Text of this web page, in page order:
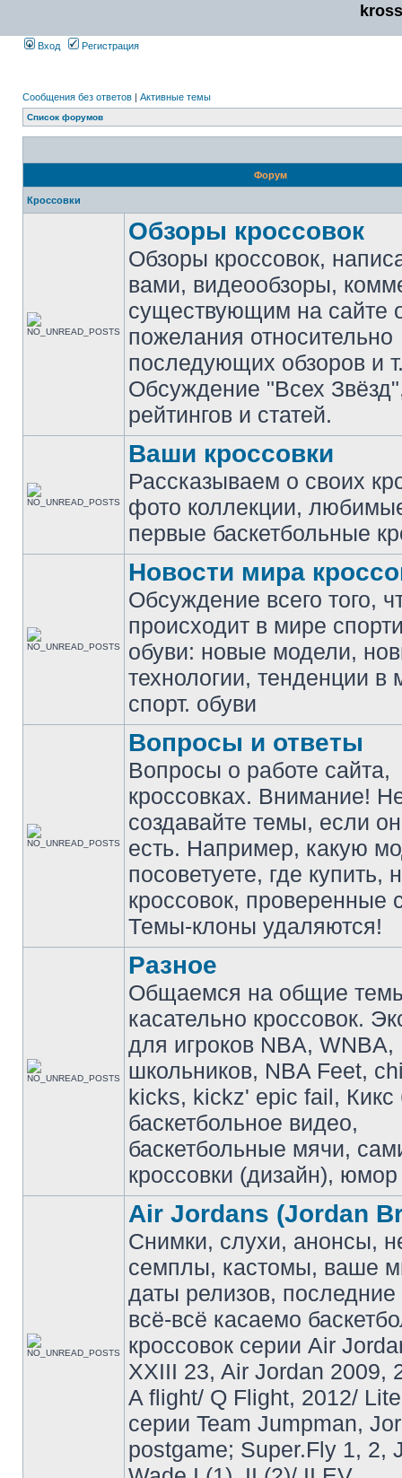
Вход Регистрация
Сообщения без ответов | Активные темы
Список форумов
Форум
Кроссовки
Обзоры кроссовок
Обзоры кроссовок,
вами, видеообзоры,
существующим на сайте
пожелания относительно
последующих обзоров и
Обсуждение "Всех
рейтингов и статей.
Ваши кроссовки
Рассказываем о своих
фото коллекции,
первые баскетбольные
Новости мира
Обсуждение всего того,
происходит в мире
обуви: новые модели,
технологии, тенденции в
спорт. обуви
Вопросы и ответы
Вопросы о работе сайта,
кроссовках. Внимание!
создавайте темы, если
есть. Например, какую
посоветуете, где купить,
кроссовок, проверенные
Темы-клоны удаляются!
Разное
Общаемся на общие
касательно кроссовок.
для игроков NBA, WNBA,
школьников, NBA Feet,
kicks, kickz' epic fail, Кикс
баскетбольное видео,
баскетбольные мячи,
кроссовки (дизайн),
Air Jordans (Jordan
Снимки, слухи, анонсы,
семплы, кастомы, ваше
даты релизов, последние
всё-всё касаемо
кроссовок серии Air
XXIII 23, Air Jordan 2009,
A flight/ Q Flight, 2012/
серии Team Jumpman,
postgame; Super.Fly 1, 2,